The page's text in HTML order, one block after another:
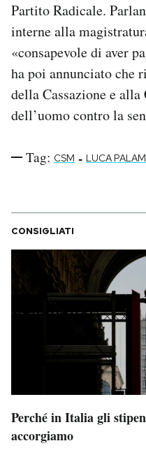
Partito Radicale.
interne alla
«consapevole di aver
ha poi annunciato che
della Cassazione e
dell’uomo contro la
Tag: CSM - LUCA
CONSIGLIATI
Perché in Italia gli
accorgiamo